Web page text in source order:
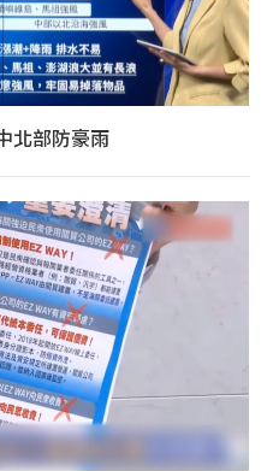
北部防豪雨